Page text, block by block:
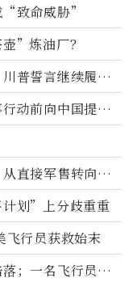
“致命威胁”
”炼油厂？
普誓言继续履行
动前向中国提供
直接军售转向间
划”上分歧重重
飞行员获救始末
；一名飞行员失